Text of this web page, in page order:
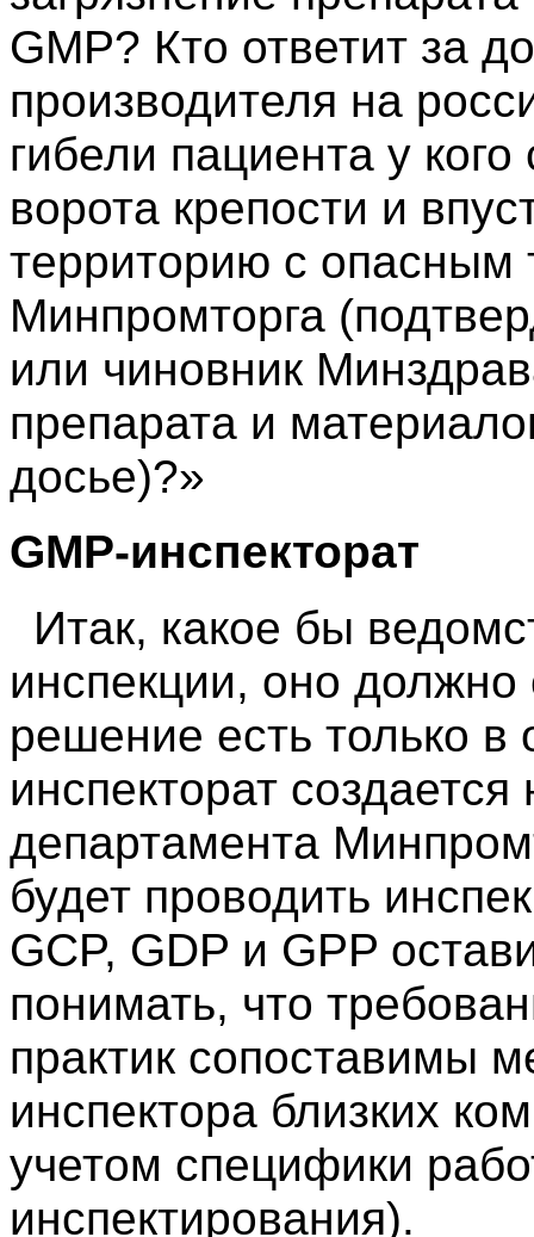
GMP? Кто ответит за
производителя на
гибели пациента у
ворота крепости и
территорию с опасным
Минпромторга
или чиновник
препарата и
досье)?»
GMP-инспекторат
Итак, какое бы
инспекции, оно должно
решение есть только
инспекторат создается
департамента
будет проводить
GCP, GDP и GPP
понимать, что
практик сопоставимы
инспектора близких
учетом специфики
инспектирования).